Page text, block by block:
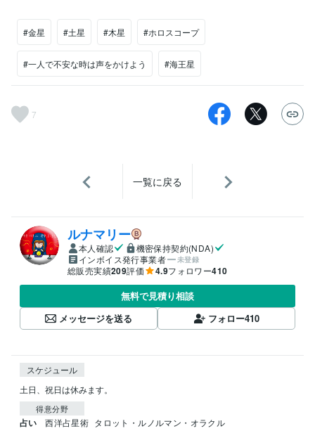
#金星 #土星 #木星 #ホロスコープ
#一人で不安な時は声をかけよう #海王星
7
一覧に戻る
ルナマリー
本人確認
機密保持契約(NDA)
インボイス発行事業者
未登録
総販売実績209評価 4.9フォロワー410
無料で見積り相談
メッセージを送る
フォロー410
スケジュール
土日、祝日は休みます。
得意分野
占い 西洋占星術 タロット・ルノルマン・オラクル